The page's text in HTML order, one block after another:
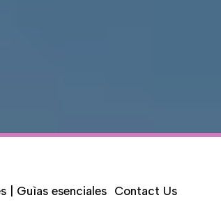
| Guìas esenciales Contact Us